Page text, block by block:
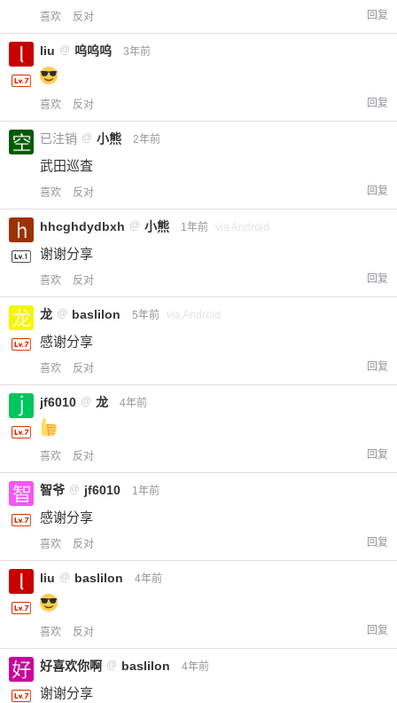
喜欢 反对 回复
liu @ 呜呜呜 3年前
喜欢 反对 回复
已注销 @ 小熊 2年前
武田巡査
喜欢 反对 回复
hhcghdydbxh @ 小熊 1年前 via Android
谢谢分享
喜欢 反对 回复
龙 @ baslilon 5年前 via Android
感谢分享
喜欢 反对 回复
jf6010 @ 龙 4年前
喜欢 反对 回复
智爷 @ jf6010 1年前
感谢分享
喜欢 反对 回复
liu @ baslilon 4年前
喜欢 反对 回复
好喜欢你啊 @ baslilon 4年前
谢谢分享